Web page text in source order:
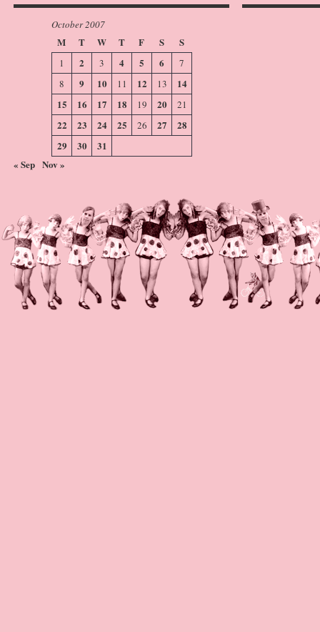
October 2007
M T W T F S S
1 2 3 4 5 6
7
8
9 10 11 12 13
14
15
16 17 18 19 20 21
22 23 24 25 26 27
28
29
30
31
« Sep Nov »